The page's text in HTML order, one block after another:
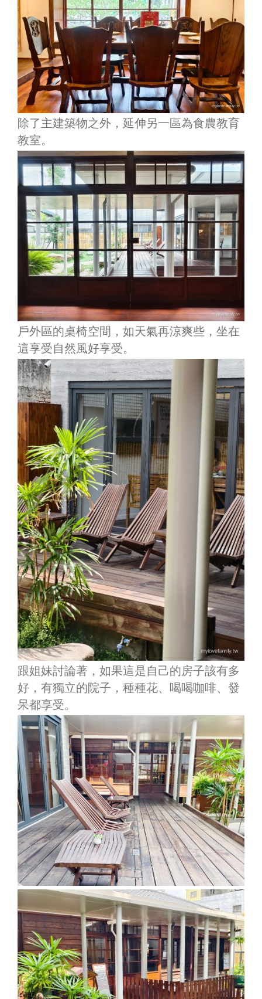
除了主建築物之外，延伸另一區為食農教育
教室。
戶外區的桌椅空間，如天氣再涼爽些，坐在
這享受自然風好享受。
跟姐妹討論著，如果這是自己的房子該有多
好，有獨立的院子，種種花、喝喝咖啡、發
呆都享受。